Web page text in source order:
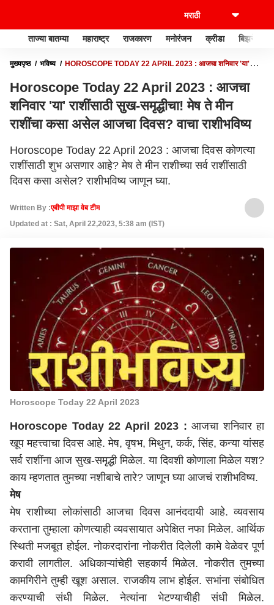
ताज्या बातम्या महाराष्ट्र राजकारण मनोरंजन क्रीडा बिझनेस
मुख्यपृष्ठ भविष्य
HOROSCOPE TODAY 22 APRIL 2023 : आजचा शनिवार 'या'
Horoscope Today 22 April 2023 : आजचा
शनिवार 'या' राशींसाठी सुख-समृद्धीचा! मेष ते मीन
राशींचा कसा असेल आजचा दिवस? वाचा राशीभविष्य
Horoscope Today 22 April 2023 : आजचा दिवस कोणत्या
राशींसाठी शुभ असणार आहे? मेष ते मीन राशीच्या सर्व राशींसाठी
दिवस कसा असेल? राशीभविष्य जाणून घ्या.
Written By :एबीपी माझा वेब टीम
Updated at : Sat, April 22,2023, 5:38 am (IST)
Horoscope Today 22 April 2023
Horoscope Today 22 April 2023 : आजचा शनिवार हा
खूप महत्त्वाचा दिवस आहे. मेष, वृषभ, मिथुन, कर्क, सिंह, कन्या यांसह
सर्व राशींना आज सुख-समृद्धी मिळेल. या दिवशी कोणाला मिळेल यश?
काय म्हणतात तुमच्या नशीबाचे तारे? जाणून घ्या आजचं राशीभविष्य.
मेष
मेष राशीच्या लोकांसाठी आजचा दिवस आनंददायी आहे. व्यवसाय
करताना तुम्हाला कोणत्याही व्यवसायात अपेक्षित नफा मिळेल. आर्थिक
स्थिती मजबूत होईल. नोकरदारांना नोकरीत दिलेली कामे वेळेवर पूर्ण
करावी लागतील. अधिकाऱ्यांचेही सहकार्य मिळेल. नोकरीत तुमच्या
कामगिरीने तुम्ही खूश असाल. राजकीय लाभ होईल. सभांना संबोधित
करण्याची संधी मिळेल. नेत्यांना भेटण्याचीही संधी मिळेल.